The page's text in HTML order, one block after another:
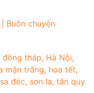
Buôn chuyện
đồng tháp, Hà Nội,
mận trắng, hoa tết,
sa đéc, sơn la, tân quy